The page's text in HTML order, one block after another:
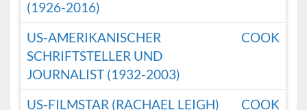
(1926-2016)
US-AMERIKANISCHER
SCHRIFTSTELLER UND
JOURNALIST (1932-2003)
COOK
US-FILMSTAR (RACHAEL LEIGH) COOK